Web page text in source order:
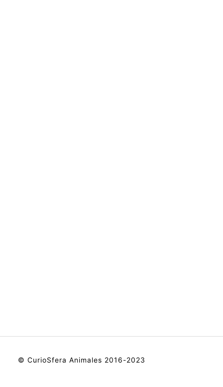
© CurioSfera Animales 2016-2023